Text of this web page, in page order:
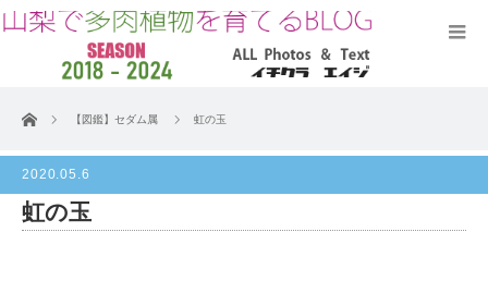
ホーム 【図鑑】セダム属 虹の玉
2020.05.6
虹の玉